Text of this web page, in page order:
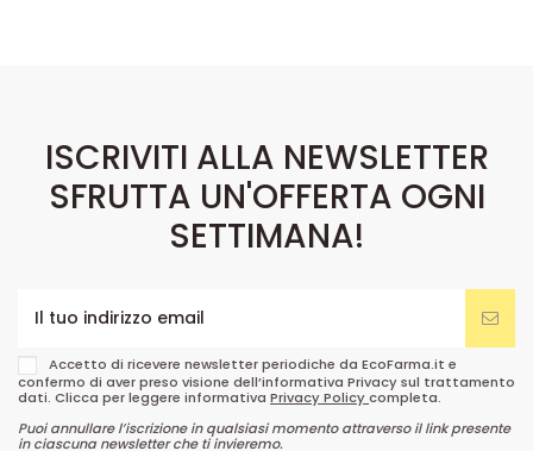
ISCRIVITI ALLA NEWSLETTER
SFRUTTA UN'OFFERTA OGNI
SETTIMANA!
Accetto di ricevere newsletter periodiche da EcoFarma.it e
confermo di aver preso visione dell’informativa Privacy sul trattamento
dati. Clicca per leggere informativa Privacy Policycompleta.
Puoi annullare l’iscrizione in qualsiasi momento attraverso il link presente
in ciascuna newsletter che ti invieremo.